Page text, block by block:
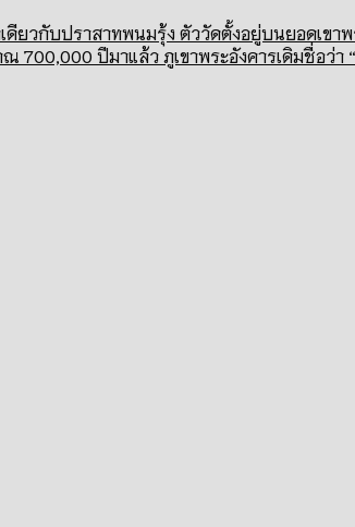
วกับปราสาทพนมรุ้ง ตัววัดตั้งอยู่บนยอดเขา
700,000 ปีมาแล้ว ภูเขาพระอังคารเดิมชื่อว่า